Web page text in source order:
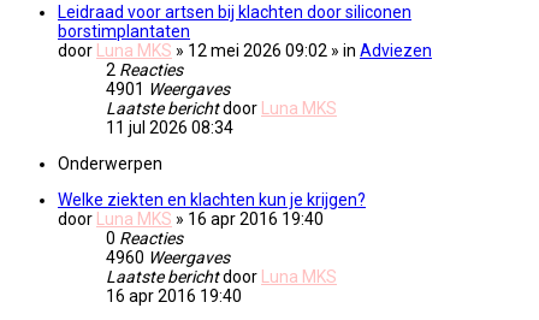
Leidraad voor artsen bij klachten door siliconen
borstimplantaten
door
Luna MKS » 12 mei 2026 09:02 » in Adviezen
2 Reacties
4901 Weergaves
Laatste berichtdoor
Luna MKS
11 jul 2026 08:34
Onderwerpen
Welke ziekten en klachten kun je krijgen?
door
Luna MKS » 16 apr 2016 19:40
0 Reacties
4960 Weergaves
Laatste berichtdoor
Luna MKS
16 apr 2016 19:40